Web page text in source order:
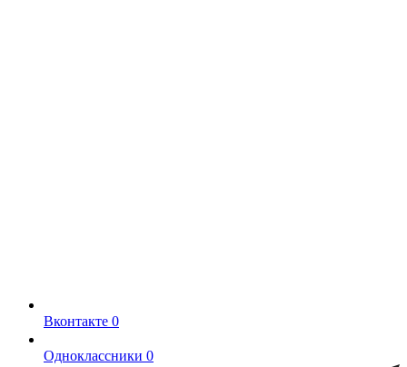
Вконтакте 0
Одноклассники 0